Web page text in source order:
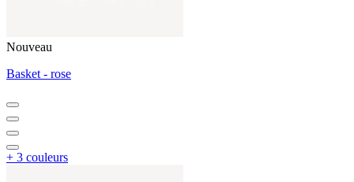
Nouveau
Basket - rose
+ 3 couleurs